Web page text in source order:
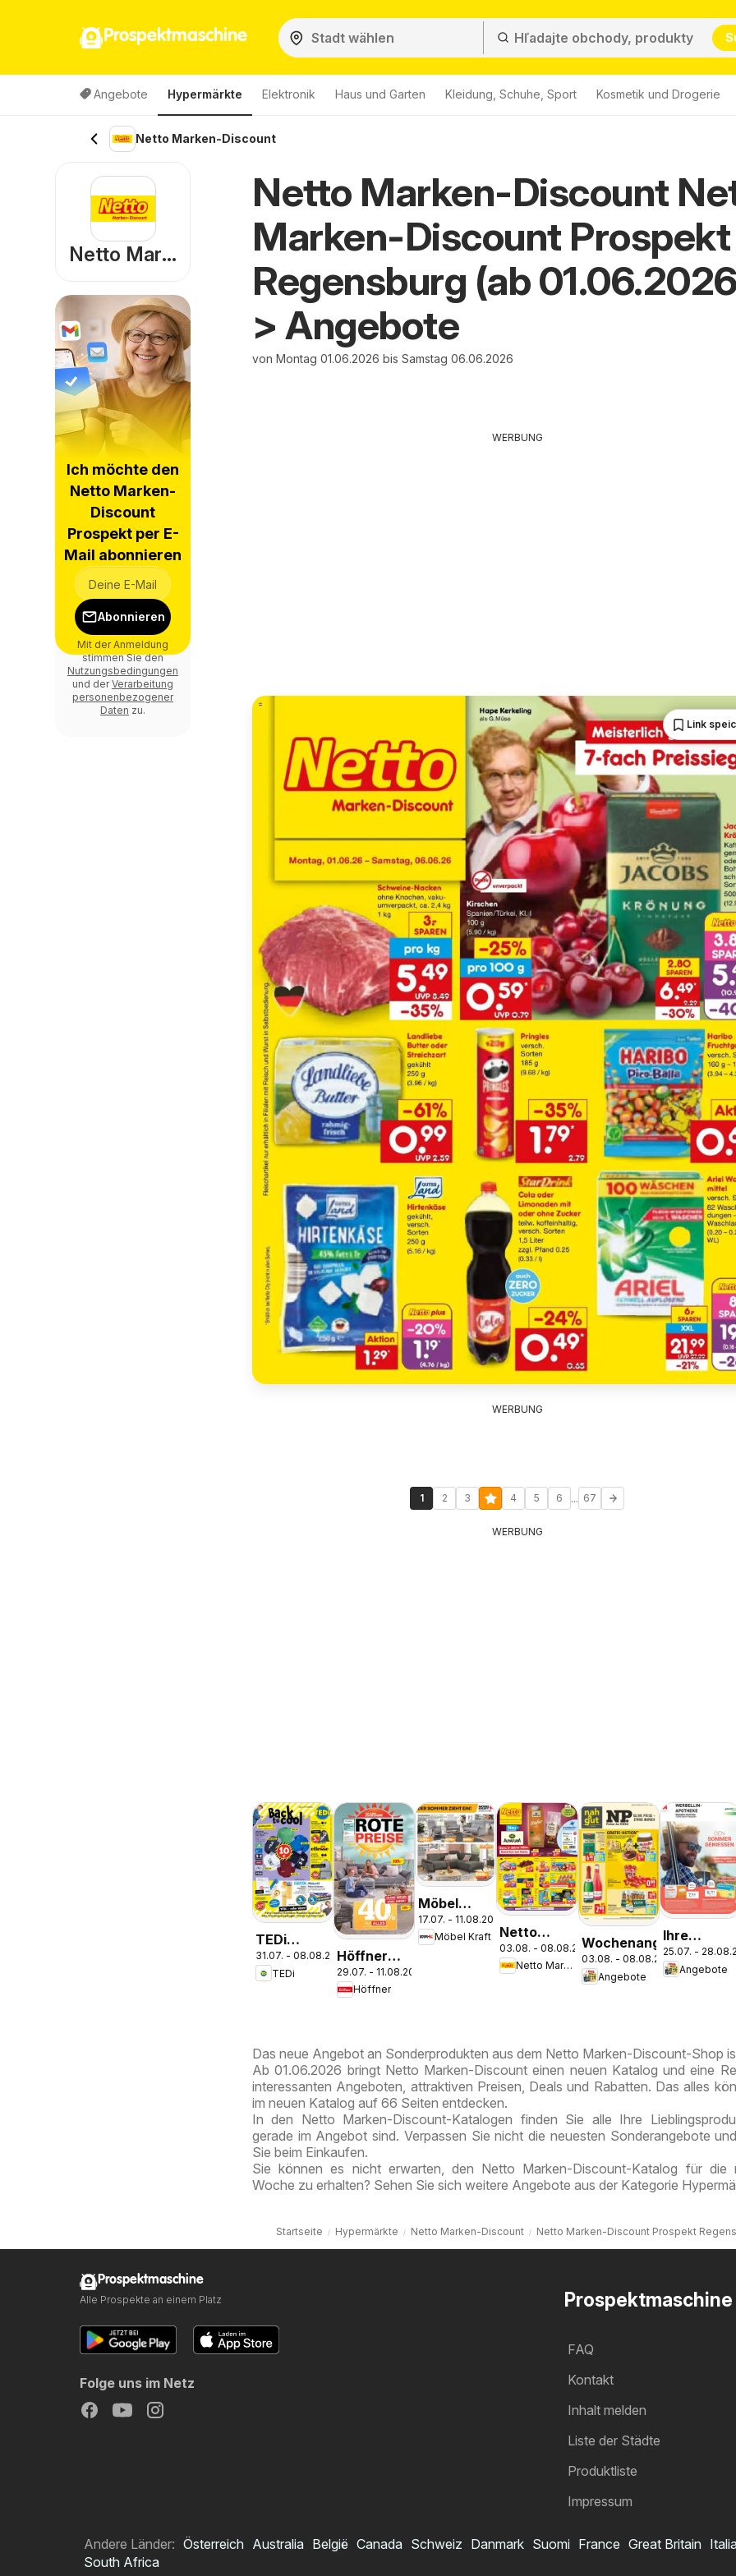
Prospektmaschine
Angebote Hypermärkte Elektronik Haus und Garten Kleidung, Schuhe, Sport Kosmetik und Drogerie
Netto Marken-Discount
Netto Marken-Discount
Marken-Discount Prospekt
Regensburg (ab
> Angebote
von Montag 01.06.2026 bis Samstag 06.06.2026
WERBUNG
Link
WERBUNG
1 2 3 4 5 6 ... 67
WERBUNG
TEDi
Prospekt
Bremen
31.07. - 08.08.2026
TEDi
Höffner
Prospekt
Schönefeld
29.07. - 11.08.2026
Höffner
Möbel
Kraft Der
Sommer
17.07. - 11.08.2026
Möbel Kraft
Netto
Marken-
Discount
Berg
03.08. - 08.08.2026
Netto Marken-Discount
Wochenangebote
03.08. - 08.08.2026
Angebote
Ihre
Apotheke
vor Ort:
online
25.07. -
Angebote
Das neue Angebot an Sonderprodukten aus dem Netto Marken-Discount-Shop
Ab 01.06.2026 bringt Netto Marken-Discount einen neuen Katalog und eine
interessanten Angeboten, attraktiven Preisen, Deals und Rabatten. Das alles
im neuen Katalog auf 66 Seiten entdecken.
In den Netto Marken-Discount-Katalogen finden Sie alle Ihre
gerade im Angebot sind. Verpassen Sie nicht die neuesten Sonderangebote
Sie beim Einkaufen.
Sie können es nicht erwarten, den Netto Marken-Discount-Katalog für die
Woche zu erhalten? Sehen Sie sich weitere Angebote aus der Kategorie
Startseite Hypermärkte Netto Marken-Discount Netto Marken-Discount Prospekt
Netto Marken-Discount
Ich möchte den
Netto Marken-
Discount
Prospekt per E-
Mail abonnieren
Abonnieren
Mit der Anmeldung
stimmen Sie den
Nutzungsbedingungen
und derVerarbeitung
personenbezogener
Daten zu.
Prospektmaschine
FAQ
Kontakt
Inhalt melden
Liste der Städte
Produktliste
Impressum
Prospektmaschine
Alle Prospekte an einem Platz
Folge uns im Netz
Andere Länder: Österreich Australia België Canada Schweiz Danmark Suomi France Great Britain Italia
South Africa